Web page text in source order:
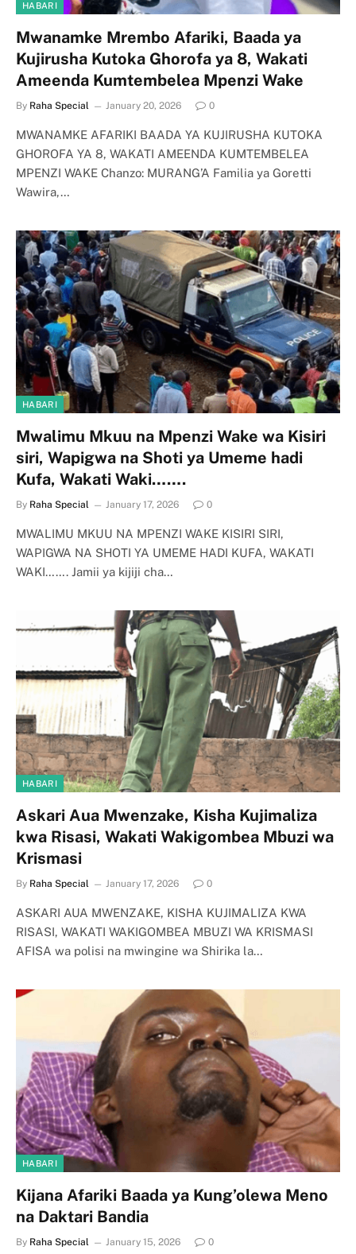
HABARI
Mwanamke Mrembo Afariki, Baada ya
Kujirusha Kutoka Ghorofa ya 8, Wakati
Ameenda Kumtembelea Mpenzi Wake
By Raha Special January 20, 2026 0
MWANAMKE AFARIKI BAADA YA KUJIRUSHA KUTOKA
GHOROFA YA 8, WAKATI AMEENDA KUMTEMBELEA
MPENZI WAKE Chanzo: MURANG’A Familia ya Goretti
Wawira,…
HABARI
Mwalimu Mkuu na Mpenzi Wake wa Kisiri
siri, Wapigwa na Shoti ya Umeme hadi
Kufa, Wakati Waki…….
By Raha Special January 17, 2026 0
MWALIMU MKUU NA MPENZI WAKE KISIRI SIRI,
WAPIGWA NA SHOTI YA UMEME HADI KUFA, WAKATI
WAKI……. Jamii ya kijiji cha…
HABARI
Askari Aua Mwenzake, Kisha Kujimaliza
kwa Risasi, Wakati Wakigombea Mbuzi wa
Krismasi
By Raha Special January 17, 2026 0
ASKARI AUA MWENZAKE, KISHA KUJIMALIZA KWA
RISASI, WAKATI WAKIGOMBEA MBUZI WA KRISMASI
AFISA wa polisi na mwingine wa Shirika la…
HABARI
Kijana Afariki Baada ya Kung’olewa Meno
na Daktari Bandia
By Raha Special January 15, 2026 0